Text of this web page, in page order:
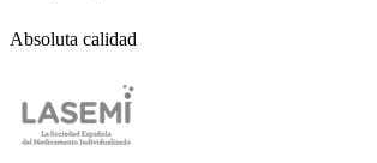
Absoluta calidad